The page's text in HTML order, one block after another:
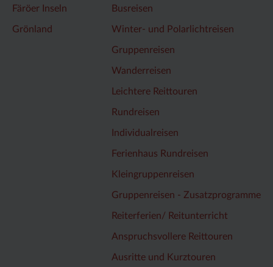
Färöer Inseln
Grönland
Busreisen
Winter- und Polarlichtreisen
Gruppenreisen
Wanderreisen
Leichtere Reittouren
Rundreisen
Individualreisen
Ferienhaus Rundreisen
Kleingruppenreisen
Gruppenreisen - Zusatzprogramme
Reiterferien/ Reitunterricht
Anspruchsvollere Reittouren
Ausritte und Kurztouren